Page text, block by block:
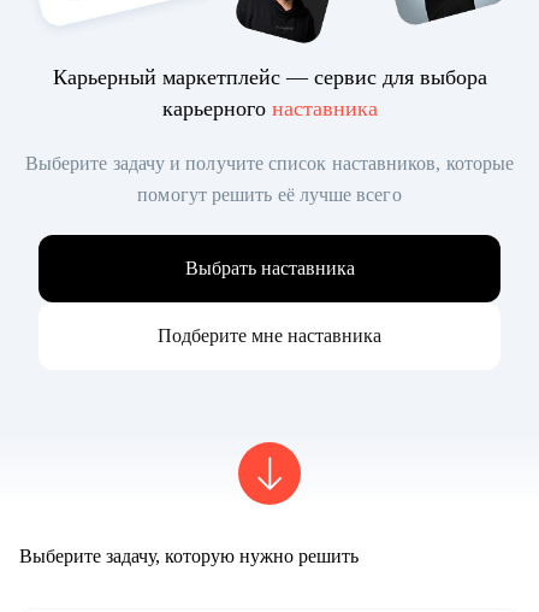
Карьерный маркетплейс — сервис для выбора
карьерного наставника
Выберите задачу и получите список наставников, которые
помогут решить её лучше всего
Выбрать наставника
Подберите мне наставника
Выберите задачу, которую нужно решить